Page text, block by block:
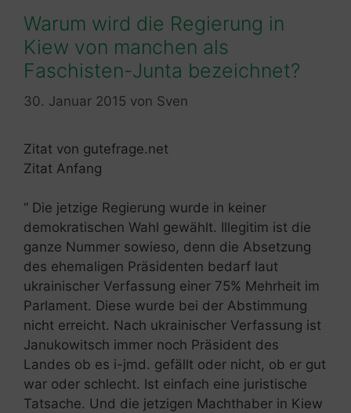
Warum wird die Regierung in
Kiew von manchen als
Faschisten-Junta bezeichnet?
30. Januar 2015 von Sven
Zitat von gutefrage.net
Zitat Anfang
“ Die jetzige Regierung wurde in keiner
demokratischen Wahl gewählt. Illegitim ist die
ganze Nummer sowieso, denn die Absetzung
des ehemaligen Präsidenten bedarf laut
ukrainischer Verfassung einer 75% Mehrheit im
Parlament. Diese wurde bei der Abstimmung
nicht erreicht. Nach ukrainischer Verfassung ist
Janukowitsch immer noch Präsident des
Landes ob es i-jmd. gefällt oder nicht, ob er gut
war oder schlecht. Ist einfach eine juristische
Tatsache. Und die jetzigen Machthaber in Kiew